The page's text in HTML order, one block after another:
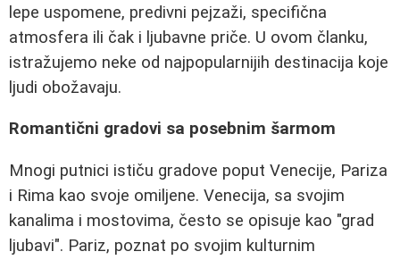
lepe uspomene, predivni pejzaži, specifična
atmosfera ili čak i ljubavne priče. U ovom članku,
istražujemo neke od najpopularnijih destinacija koje
ljudi obožavaju.
Romantični gradovi sa posebnim šarmom
Mnogi putnici ističu gradove poput Venecije, Pariza
i Rima kao svoje omiljene. Venecija, sa svojim
kanalima i mostovima, često se opisuje kao "grad
ljubavi". Pariz, poznat po svojim kulturnim